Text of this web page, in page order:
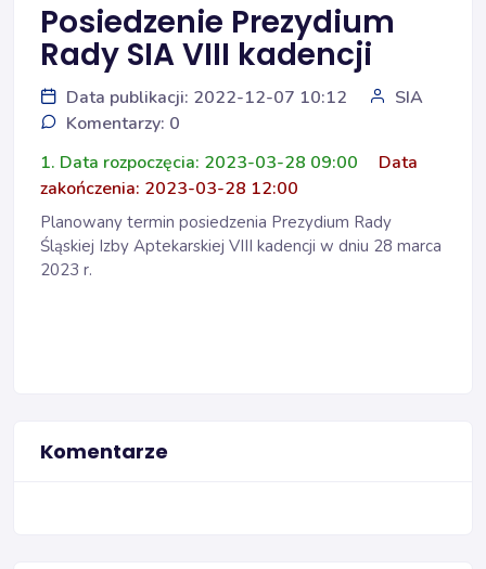
Posiedzenie Prezydium
Rady SIA VIII kadencji
Data publikacji: 2022-12-07 10:12
SIA
Komentarzy: 0
1. Data rozpoczęcia: 2023-03-28 09:00
Data
zakończenia: 2023-03-28 12:00
Planowany termin posiedzenia Prezydium Rady
Śląskiej Izby Aptekarskiej VIII kadencji w dniu 28 marca
2023 r.
Komentarze